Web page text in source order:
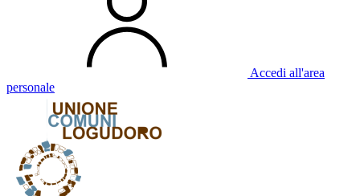
Accedi all'area
personale